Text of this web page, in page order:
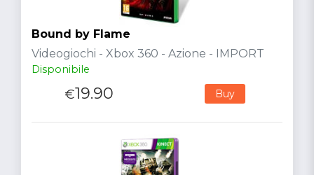
Bound by Flame
Videogiochi - Xbox 360 - Azione - IMPORT
Disponibile
€19.90 Buy